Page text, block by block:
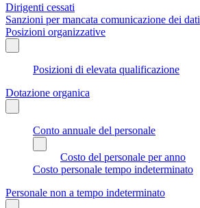
Dirigenti cessati
Sanzioni per mancata comunicazione dei dati
Posizioni organizzative
Posizioni di elevata qualificazione
Dotazione organica
Conto annuale del personale
Costo del personale per anno
Costo personale tempo indeterminato
Personale non a tempo indeterminato